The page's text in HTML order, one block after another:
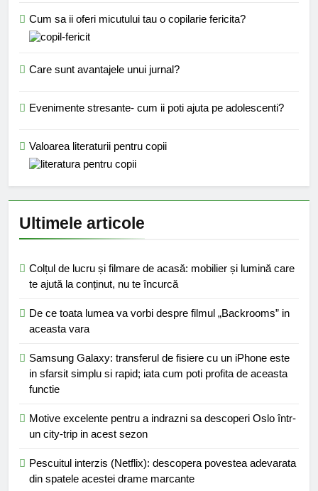
Cum sa ii oferi micutului tau o copilarie fericita?
Care sunt avantajele unui jurnal?
Evenimente stresante- cum ii poti ajuta pe adolescenti?
Valoarea literaturii pentru copii
Ultimele articole
Colțul de lucru și filmare de acasă: mobilier și lumină care
te ajută la conținut, nu te încurcă
De ce toata lumea va vorbi despre filmul „Backrooms” in
aceasta vara
Samsung Galaxy: transferul de fisiere cu un iPhone este
in sfarsit simplu si rapid; iata cum poti profita de aceasta
functie
Motive excelente pentru a indrazni sa descoperi Oslo într-
un city-trip in acest sezon
Pescuitul interzis (Netflix): descopera povestea adevarata
din spatele acestei drame marcante